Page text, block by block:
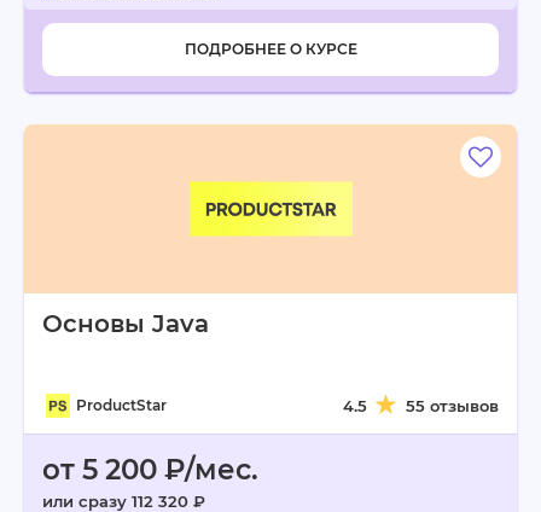
ПОДРОБНЕЕ О КУРСЕ
Основы Java
ProductStar 4.5 55 отзывов
от 5 200 ₽/мес.
или сразу 112 320 ₽